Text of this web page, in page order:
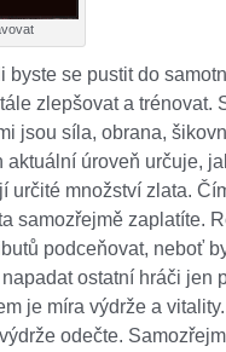
se pustit do
zlepšovat a trénovat.
jsou síla, obrana,
úroveň určuje,
určité množství zlata.
samozřejmě zaplatíte.
podceňovat, neboť
ostatní hráči jen
je míra výdrže a
odečte.